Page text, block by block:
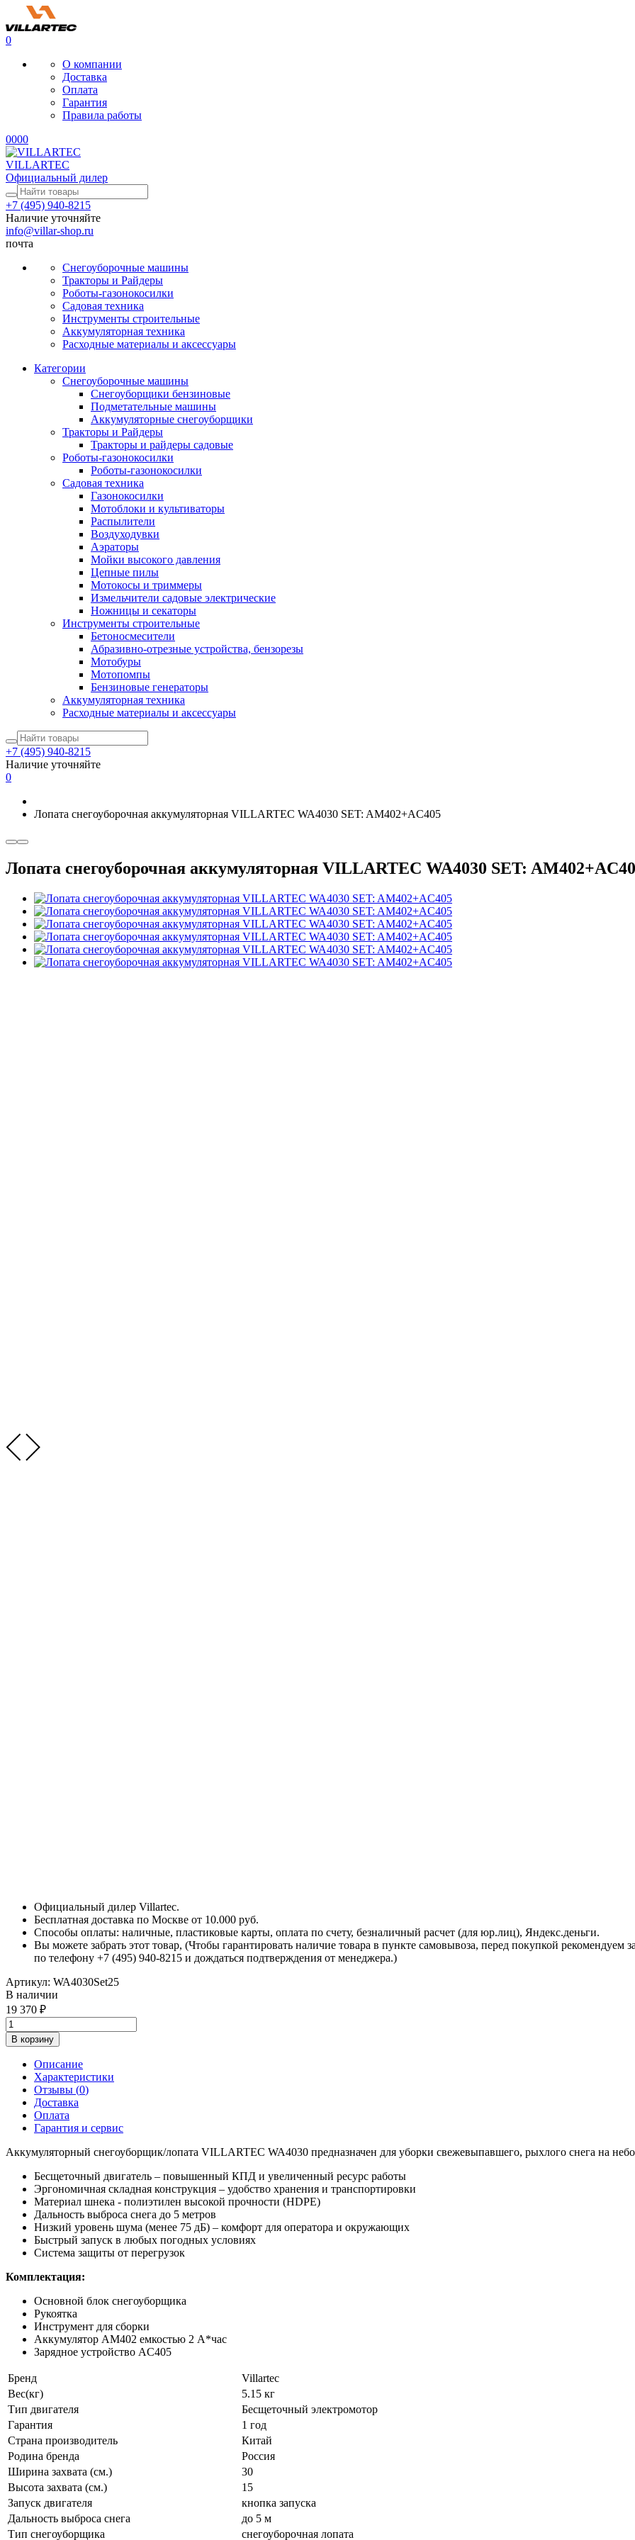
0
О компании
Доставка
Оплата
Гарантия
Правила работы
0000
VILLARTEC
Официальный дилер
+7 (495) 940-8215
Наличие уточняйте
info@villar-shop.ru
почта
Снегоуборочные машины
Тракторы и Райдеры
Роботы-газонокосилки
Садовая техника
Инструменты строительные
Аккумуляторная техника
Расходные материалы и аксессуары
Категории
Снегоуборочные машины
Снегоуборщики бензиновые
Подметательные машины
Аккумуляторные снегоуборщики
Тракторы и Райдеры
Тракторы и райдеры садовые
Роботы-газонокосилки
Роботы-газонокосилки
Садовая техника
Газонокосилки
Мотоблоки и культиваторы
Распылители
Воздуходувки
Аэраторы
Мойки высокого давления
Цепные пилы
Мотокосы и триммеры
Измельчители садовые электрические
Ножницы и секаторы
Инструменты строительные
Бетоносмесители
Абразивно-отрезные устройства, бензорезы
Мотобуры
Мотопомпы
Бензиновые генераторы
Аккумуляторная техника
Расходные материалы и аксессуары
+7 (495) 940-8215
Наличие уточняйте
0
Лопата снегоуборочная аккумуляторная VILLARTEC WA4030 SET: AM402+AC405
Лопата снегоуборочная аккумуляторная VILLARTEC WA4030 SET:
Официальный дилер Villartec.
Бесплатная доставка по Москве от 10.000 руб.
Способы оплаты: наличные, пластиковые карты, оплата по счету, безналичный расчет (для юр.лиц), Яндекс.деньги.
Вы можете забрать этот товар, (Чтобы гарантировать наличие товара в пункте самовывоза, перед покупкой
по телефону +7 (495) 940-8215 и дождаться подтверждения от менеджера.)
Артикул: WA4030Set25
В наличии
19 370
В корзину
Описание
Характеристики
Отзывы (0)
Доставка
Оплата
Гарантия и сервис
Аккумуляторный снегоуборщик/лопата VILLARTEC WA4030 предназначен для уборки свежевыпавшего, рыхлого снега на
Бесщеточный двигатель – повышенный КПД и увеличенный ресурс работы
Эргономичная складная конструкция – удобство хранения и транспортировки
Материал шнека - полиэтилен высокой прочности (HDPE)
Дальность выброса снега до 5 метров
Низкий уровень шума (менее 75 дБ) – комфорт для оператора и окружающих
Быстрый запуск в любых погодных условиях
Система защиты от перегрузок
Комплектация:
Основной блок снегоуборщика
Рукоятка
Инструмент для сборки
Аккумулятор AM402 емкостью 2 А*час
Зарядное устройство AC405
Бренд
Villartec
Вес(кг)
5.15 кг
Тип двигателя
Бесщеточный электромотор
Гарантия
1 год
Страна производитель
Китай
Родина бренда
Россия
Ширина захвата (см.)
30
Высота захвата (см.)
15
Запуск двигателя
кнопка запуска
Дальность выброса снега
до 5 м
Тип снегоуборщика
снегоуборочная лопата